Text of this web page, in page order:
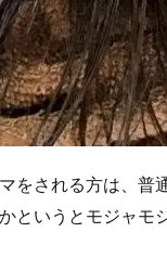
をされる方は、普
というとモジャモ